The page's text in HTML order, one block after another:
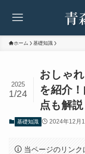
ホーム 基礎知識
おしゃ
を紹介
点も解説
2025
1/24
基礎知識 2024年12月1
当ページのリンク